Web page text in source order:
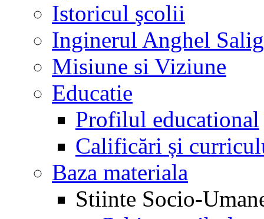
Istoricul şcolii
Inginerul Anghel
Misiune si Viziune
Educatie
Profilul educational
Calificări și
Baza materiala
Stiinte Socio-